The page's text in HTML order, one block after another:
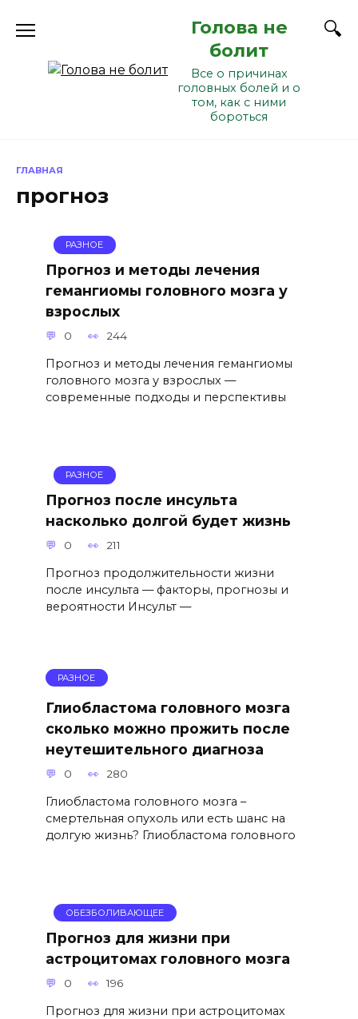
Голова не
болит
Все о причинах
головных болей и о
том, как с ними
бороться
ГЛАВНАЯ
прогноз
РАЗНОЕ
Прогноз и методы лечения
гемангиомы головного мозга у
взрослых
0 244
Прогноз и методы лечения гемангиомы
головного мозга у взрослых —
современные подходы и перспективы
РАЗНОЕ
Прогноз после инсульта
насколько долгой будет жизнь
0 211
Прогноз продолжительности жизни
после инсульта — факторы, прогнозы и
вероятности Инсульт —
РАЗНОЕ
Глиобластома головного мозга
сколько можно прожить после
неутешительного диагноза
0 280
Глиобластома головного мозга –
смертельная опухоль или есть шанс на
долгую жизнь? Глиобластома головного
ОБЕЗБОЛИВАЮЩЕЕ
Прогноз для жизни при
астроцитомах головного мозга
0 196
Прогноз для жизни при астроцитомах